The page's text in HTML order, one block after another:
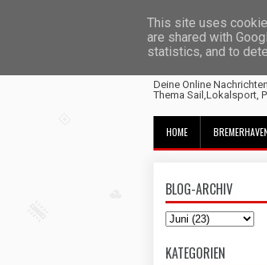
Fischtown News
Deine Online
Thema Sail,Lokalsport,
HOME
BLOG-ARCHIV
KATEGORIEN
This site uses
are shared with
statistics, and to